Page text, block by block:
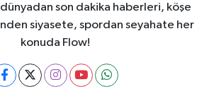
son dakika haberleri, köşe
siyasete, spordan seyahate her
konuda Flow!